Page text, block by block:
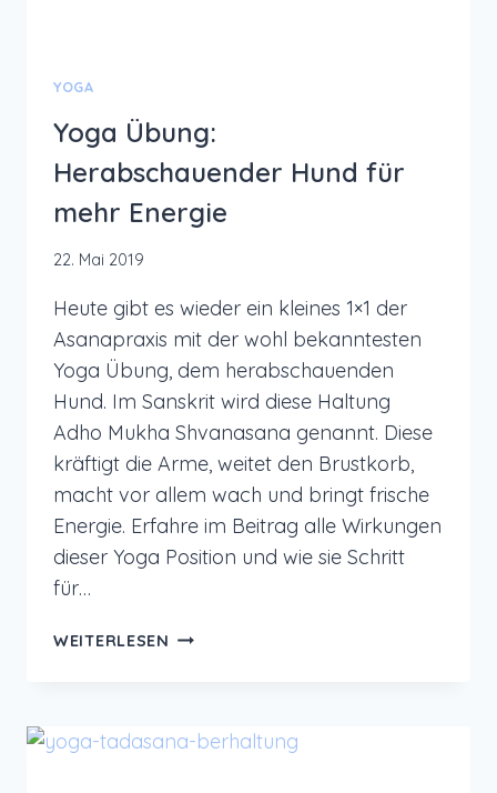
YOGA
Yoga Übung:
Herabschauender Hund für
mehr Energie
22. Mai 2019
Heute gibt es wieder ein kleines 1×1 der
Asanapraxis mit der wohl bekanntesten
Yoga Übung, dem herabschauenden
Hund. Im Sanskrit wird diese Haltung
Adho Mukha Shvanasana genannt. Diese
kräftigt die Arme, weitet den Brustkorb,
macht vor allem wach und bringt frische
Energie. Erfahre im Beitrag alle Wirkungen
dieser Yoga Position und wie sie Schritt
für…
WEITERLESEN YOGA
FÜR